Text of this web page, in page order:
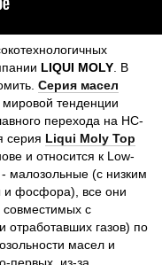
LIQUI MOLY . В
Серия масел
тенденции
перехода на НС-
серия Liqui Moly Top
и относится к Low-
малозольные (с низким
и фосфора), все они
с
газов) по
масел и